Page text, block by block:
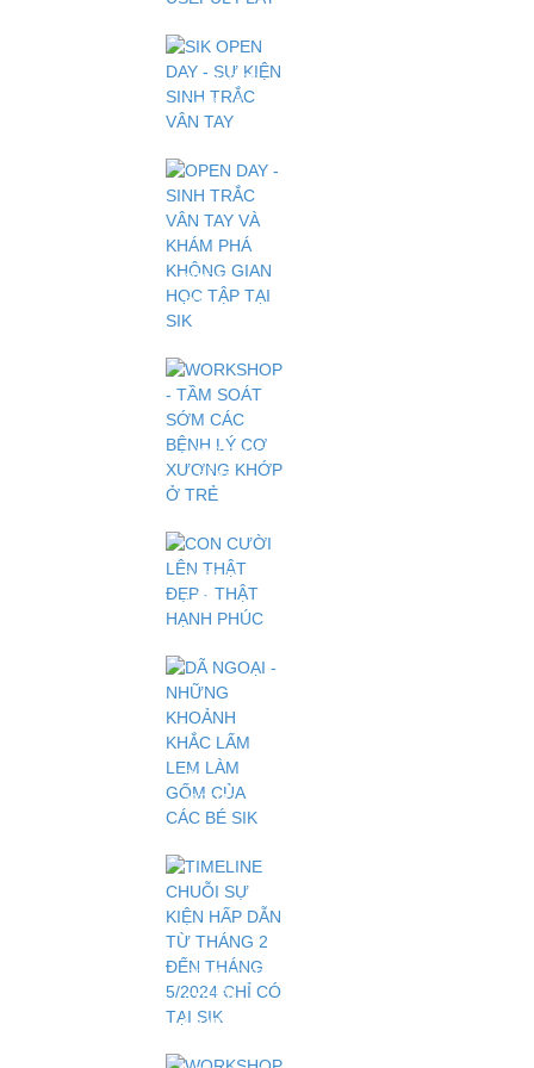
RỒI -
SUMMER
- USEFUL
PLAY
SIK OPEN
DAY - SỰ
KIỆN
TRẮC
VÂN TAY
OPEN
DAY -
SINH
VÂN TAY
VÀ KHÁM
PHÁ
KHÔNG
GIAN HỌC
TẬP TẠI
WORKSHOP
- TẦM
SOÁT
BỆNH LÝ
CƠ
XƯƠNG
KHỚP Ở
CON CƯỜI
LÊN
THẬT
THẬT
HẠNH
PHÚC
DÃ
NGOẠI -
NHỮNG
KHẮC
LẤM LEM
LÀM GỐM
CỦA CÁC
BÉ SIK
TIMELINE
CHUỖI SỰ
KIỆN HẤP
WORKSHOP